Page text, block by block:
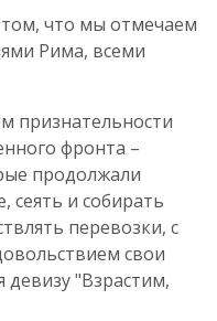
что мы отмечаем
Рима, всеми
признательности
фронта –
продолжали
сеять и собирать
перевозки, с
свои
"Взрастим,